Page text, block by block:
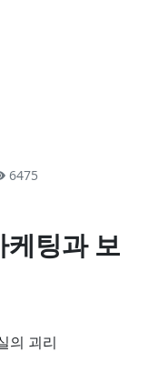
6475
케팅과 보
의 괴리